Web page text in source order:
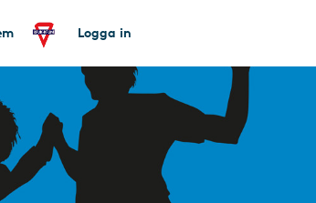
Logga in